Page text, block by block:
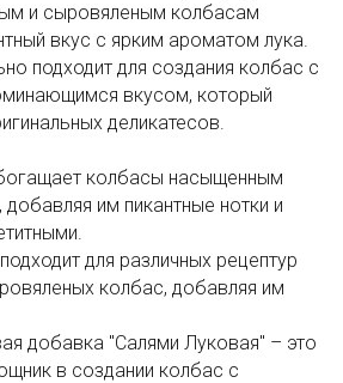
и сыровяленым колбасам
вкус с ярким ароматом лука.
подходит для создания колбас с
вкусом, который
деликатесов.
колбасы насыщенным
им пикантные нотки и
для различных рецептур
колбас, добавляя им
добавка "Салями Луковая" – это
в создании колбас с